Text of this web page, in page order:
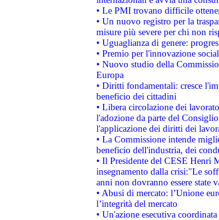
• Le PMI trovano difficile
• Un nuovo registro per la
misure più severe per chi non
• Uguaglianza di genere:
• Premio per l'innovazione
• Nuovo studio della
Europa
• Diritti fondamentali: cresce
beneficio dei cittadini
• Libera circolazione dei
l'adozione da parte del
l'applicazione dei diritti dei
• La Commissione intende
beneficio dell'industria, dei
• Il Presidente del CESE Henri
insegnamento dalla crisi:"Le
anni non dovranno essere state
• Abusi di mercato: l’Unione
l’integrità del mercato
• Un'azione esecutiva